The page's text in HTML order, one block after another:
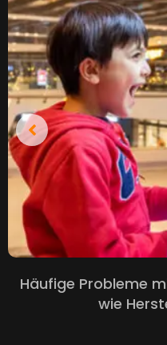
Häufige Probleme
wie